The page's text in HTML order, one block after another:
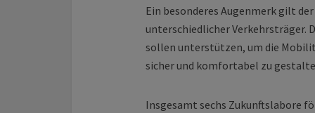
Ein besonderes Augenmerk gilt
unterschiedlicher Verkehrsträger.
sollen unterstützen, um die
sicher und komfortabel zu
Insgesamt sechs Zukunftslabore